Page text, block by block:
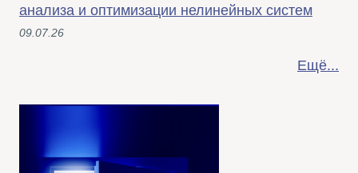
анализа и оптимизации нелинейных систем
09.07.26
Ещё...